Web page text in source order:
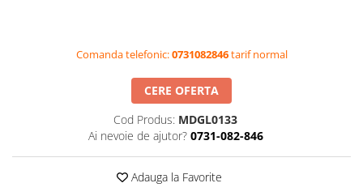
Videoconferinta si Colaborare
Camere Videoconferinta
Boxe si Soundbar
Tehnologie Educationala
Comanda telefonic:0731082846tarif normal
CERE OFERTA
Cod Produs: MDGL0133
Ai nevoie de ajutor? 0731-082-846
Adauga la Favorite